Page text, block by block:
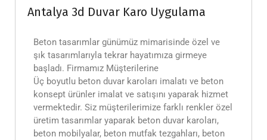
Antalya 3d Duvar Karo Uygulama
Beton tasarımlar günümüz mimarisinde özel ve
şık tasarımlarıyla tekrar hayatımıza girmeye
başladı. Firmamız Müşterilerine
Üç boyutlu beton duvar karoları imalatı ve beton
konsept ürünler imalat ve satışını yaparak hizmet
vermektedir. Siz müşterilerimize farklı renkler özel
üretim tasarımlar yaparak beton duvar karoları,
beton mobilyalar, beton mutfak tezgahları, beton